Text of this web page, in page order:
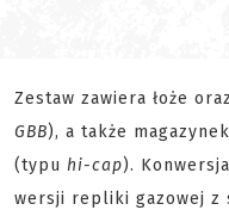
Zestaw zawiera łoże
GBB), a także
(typu hi-cap).
wersji repliki gazowej z